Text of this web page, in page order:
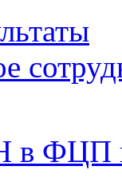
в ФЦП